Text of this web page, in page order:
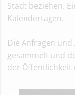
Stadt beziehen.
Kalendertagen.
Die Anfragen
gesammelt und
der Öffentlichkeit